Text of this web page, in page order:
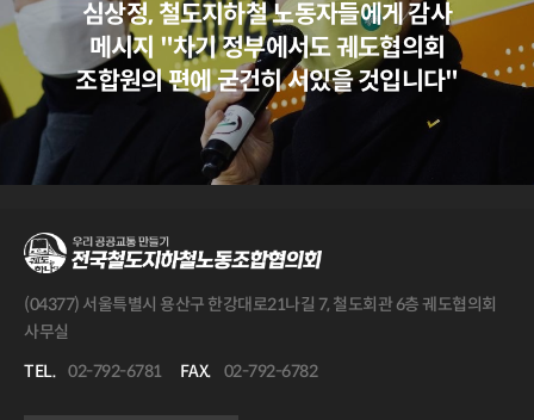
심상정, 철도지하철 노동자들에게 감사
메시지 "차기 정부에서도 궤도협의회
조합원의 편에 굳건히 서있을 것입니다"
(04377) 서울특별시 용산구 한강대로21나길 7, 철도회관 6층 궤도협의회
사무실
TEL. 02-792-6781 FAX. 02-792-6782